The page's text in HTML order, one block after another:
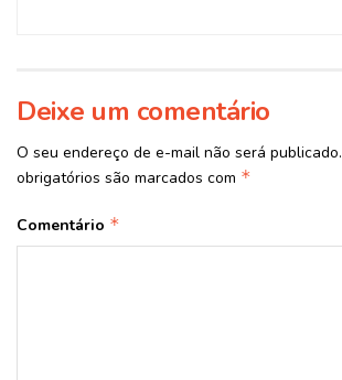
Deixe um comentário
O seu endereço de e-mail não será publicado.
obrigatórios são marcados com *
Comentário *